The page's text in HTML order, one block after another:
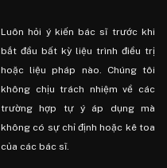
Luôn hỏi ý kiến ​​bác sĩ trước khi
bắt đầu bất kỳ liệu trình điều trị
hoặc liệu pháp nào. Chúng tôi
không chịu trách nhiệm về các
trường hợp tự ý áp dụng mà
không có sự chỉ định hoặc kê toa
của các bác sĩ.